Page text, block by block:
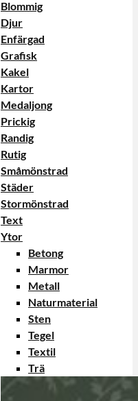
Blommig
Djur
Enfärgad
Grafisk
Kakel
Kartor
Medaljong
Prickig
Randig
Rutig
Småmönstrad
Städer
Stormönstrad
Text
Ytor
Betong
Marmor
Metall
Naturmaterial
Sten
Tegel
Textil
Trä